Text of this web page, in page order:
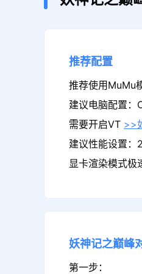
推荐配置
推荐使用MuMu
建议电脑配置
需要开启VT >>
建议性能设置：
显卡渲染模式极
妖神记之巅峰
第一步：